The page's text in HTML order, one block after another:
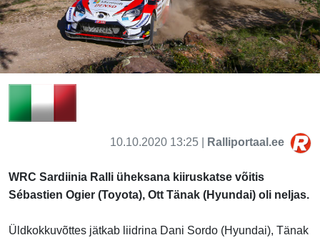
10.10.2020 13:25 | Ralliportaal.ee
WRC Sardiinia Ralli üheksana kiiruskatse võitis
Sébastien Ogier (Toyota), Ott Tänak (Hyundai) oli neljas.
Üldkokkuvõttes jätkab liidrina Dani Sordo (Hyundai), Tänak